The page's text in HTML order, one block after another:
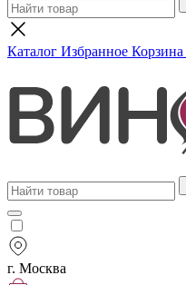
Каталог Избранное Корзина
г. Москва